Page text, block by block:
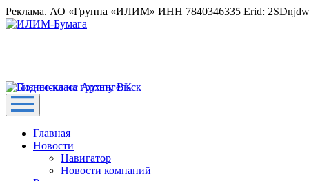
Реклама. АО «Группа «ИЛИМ» ИНН 7840346335 Erid:
Главная
Новости
Навигатор
Новости компаний